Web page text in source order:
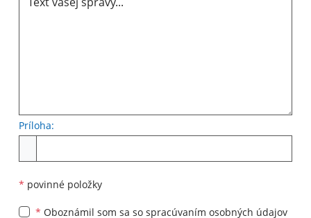
Príloha:
* povinné položky
* Oboznámil som sa so spracúvaním osobných údajov